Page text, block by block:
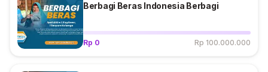
Berbagi Beras Indonesia Berbagi
Rp 0 Rp 100.000.000